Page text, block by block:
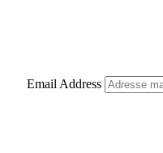
Email Address